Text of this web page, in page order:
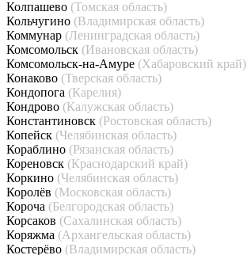
Колпашево (Томская область)
Кольчугино (Владимирская область)
Коммунар (Ленинградская область)
Комсомольск (Ивановская область)
Комсомольск-на-Амуре (Хабаровский край)
Конаково (Тверская область)
Кондопога (Карелия)
Кондрово (Калужская область)
Константиновск (Ростовская область)
Копейск (Челябинская область)
Кораблино (Рязанская область)
Кореновск (Краснодарский край)
Коркино (Челябинская область)
Королёв (Московская область)
Короча (Белгородская область)
Корсаков (Сахалинская область)
Коряжма (Архангельская область)
Костерёво (Владимирская область)